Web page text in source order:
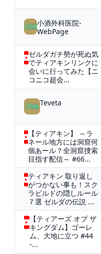
小酒外科医院-
WebPage
ゼルダガチ勢が死ぬ気
でティアキンリンクに
会いに行ってみた【ニ
コニコ超会...
Teveta
【ティアキン】 ～ラ
ネール地方には洞窟何
個あール？全洞窟捜索
目指す配信～ #66...
ティアキン 取り返し
がつかない事も！スク
ラビルドの隠しルール
７選 ゼルダの伝説 ...
【ティアーズ オブ ザ
キングダム】ゴーレ
ム、大地に立つ #44
-...